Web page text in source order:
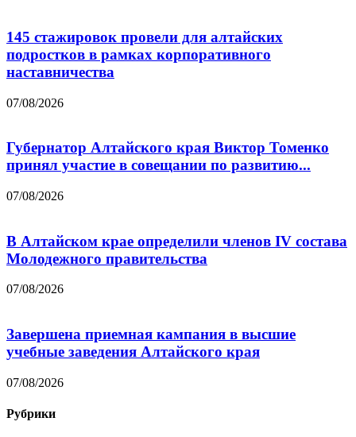
145 стажировок провели для алтайских
подростков в рамках корпоративного
наставничества
07/08/2026
Губернатор Алтайского края Виктор Томенко
принял участие в совещании по развитию...
07/08/2026
В Алтайском крае определили членов IV состава
Молодежного правительства
07/08/2026
Завершена приемная кампания в высшие
учебные заведения Алтайского края
07/08/2026
Рубрики